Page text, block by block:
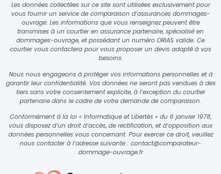
Les données collectées sur ce site sont utilisées exclusivement pour
vous fournir un service de comparaison d’assurances dommages-
ouvrage. Les informations que vous renseignez peuvent être
transmises à un courtier en assurance partenaire, spécialisé en
dommages-ouvrage, et possédant un numéro ORIAS valide. Ce
courtier vous contactera pour vous proposer un devis adapté à vos
besoins.
Nous nous engageons à protéger vos informations personnelles et à
garantir leur confidentialité. Vos données ne seront pas vendues à des
tiers sans votre consentement explicite, à l’exception du courtier
partenaire dans le cadre de votre demande de comparaison.
Conformément à la loi « Informatique et Libertés » du 6 janvier 1978,
vous disposez d’un droit d’accès, de rectification, et d’opposition aux
données personnelles vous concernant. Pour exercer ce droit, veuillez
nous contacter à l’adresse suivante : contact@comparateur-
dommage-ouvrage.fr